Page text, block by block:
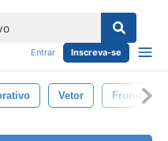
Entrar Inscreva-se
Vetor Fronteira